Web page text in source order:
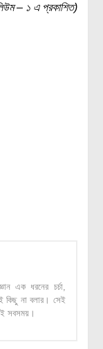
– ১ এ প্রকাশিত)
এক ধরনের চর্চা,
কিছু না বলার। সেই
সবসময়।